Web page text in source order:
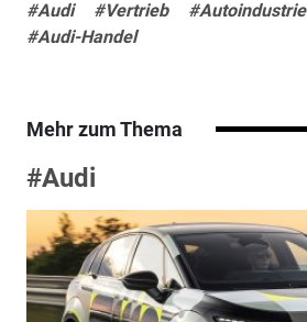
#Audi #Vertrieb #Autoindustrie
#Audi-Handel
Mehr zum Thema
#Audi